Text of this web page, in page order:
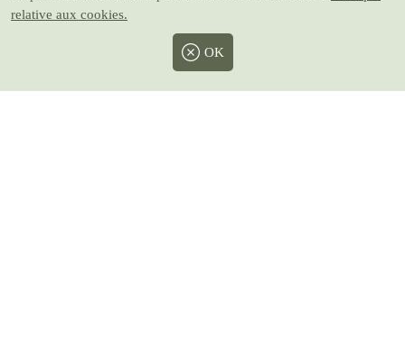
relative aux cookies.
OK